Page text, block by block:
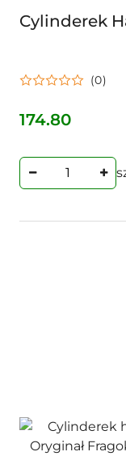
Cylinderek
(0)
Cena:
174.80